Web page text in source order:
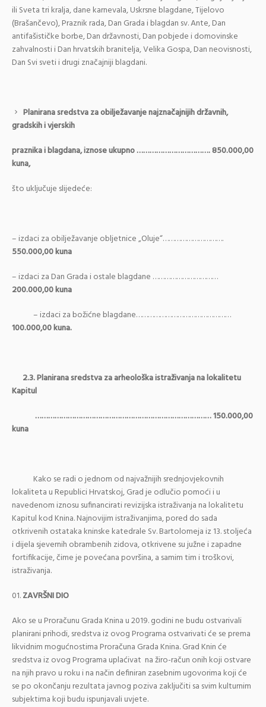
ili Sveta tri kralja, dane karnevala, Uskrsne blagdane, Tijelovo
(Brašančevo), Praznik rada, Dan Grada i blagdan sv. Ante, Dan
antifašističke borbe, Dan državnosti, Dan pobjede i domovinske
zahvalnosti i Dan hrvatskih branitelja, Velika Gospa, Dan neovisnosti,
Dan Svi sveti i drugi značajniji blagdani.
Planirana sredstva za obilježavanje najznačajnijih državnih,
gradskih i vjerskih
praznika i blagdana, iznose ukupno ……………………………. 850.000,00
kuna,
što uključuje slijedeće:
– izdaci za obilježavanje obljetnice „Oluje“………………………….
550.000,00 kuna
– izdaci za Dan Grada i ostale blagdane ……………………………
200.000,00 kuna
– izdaci za božićne blagdane…………………………………………
100.000,00 kuna.
2.3. Planirana sredstva za arheološka istraživanja na lokalitetu
Kapitul
……………………………………………………………………… 150.000,00
kuna
Kako se radi o jednom od najvažnijih srednjovjekovnih
lokaliteta u Republici Hrvatskoj, Grad je odlučio pomoći i u
navedenom iznosu sufinancirati revizijska istraživanja na lokalitetu
Kapitul kod Knina. Najnovijim istraživanjima, pored do sada
otkrivenih ostataka kninske katedrale Sv. Bartolomeja iz 13. stoljeća
i dijela sjevernih obrambenih zidova, otkrivene su južne i zapadne
fortifikacije, čime je povećana površina, a samim tim i troškovi,
istraživanja.
ZAVRŠNI DIO
Ako se u Proračunu Grada Knina u 2019. godini ne budu ostvarivali
planirani prihodi, sredstva iz ovog Programa ostvarivati će se prema
likvidnim mogućnostima Proračuna Grada Knina. Grad Knin će
sredstva iz ovog Programa uplaćivat na žiro-račun onih koji ostvare
na njih pravo u roku i na način definiran zasebnim ugovorima koji će
se po okončanju rezultata javnog poziva zaključiti sa svim kulturnim
subjektima koji budu ispunjavali uvjete.